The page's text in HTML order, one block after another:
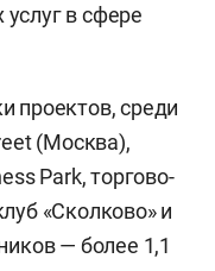
в сфере
проектов, среди
(Москва),
Park, торгово-
«Сколково» и
— более 1,1